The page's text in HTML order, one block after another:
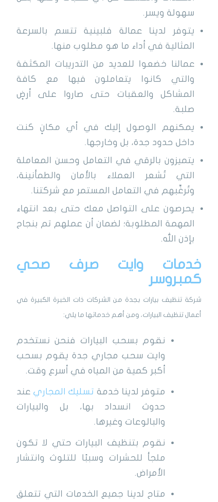
سهولة ويسر.
يتوفر لدينا عمالة فلبينية تتسم بالسرعة
المثالية في أداء ما هو مطلوب منها.
عمالنا خضعوا للعديد من التدريبات المكثفة
والتي كانوا يتعاملون فيها مع كافة
المشاكل والعقبات حتى صاروا على أرضٍ
صلبة.
يمكنهم الوصول إليك في أي مكانٍ كنت
داخل حدود جدة، بل وخارجها.
يتميزون بالرقي في التعامل وحسن المعاملة
التي تُشعر العملاء بالأمان والطمأنينة،
وتُرغِّبهم في التعامل المستمر مع شركتنا.
يحرصون على التواصل معك حتى بعد انتهاء
المهمة المطلوبة؛ لضمان أن عملهم تم بنجاح
بإذن الله.
خدمات وايت صرف صحي
كمبروسر
شركة تنظيف بيارات بجدة من الشركات ذات الخبرة الكبيرة في
أعمال تنظيف البيارات، ومن أهم خدماتها ما يلي:
نقوم بسحب البيارات فنحن نستخدم
وايت سحب مجاري جدة يقوم بسحب
أكبر كمية من المياه في أسرع وقت.
متوفر لدينا خدمة تسليك المجاري عند
حدوث انسداد بها، بل والبيارات
والبالوعات وغيرها.
نقوم بتنظيف البيارات حتي لا تكون
ملجأ للحشرات وسببًا للتلوث وانتشار
الأمراض.
متاح لدينا جميع الخدمات التي تتعلق